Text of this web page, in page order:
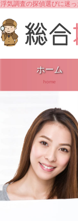
浮気調査の探偵選びに迷
ホーム
home